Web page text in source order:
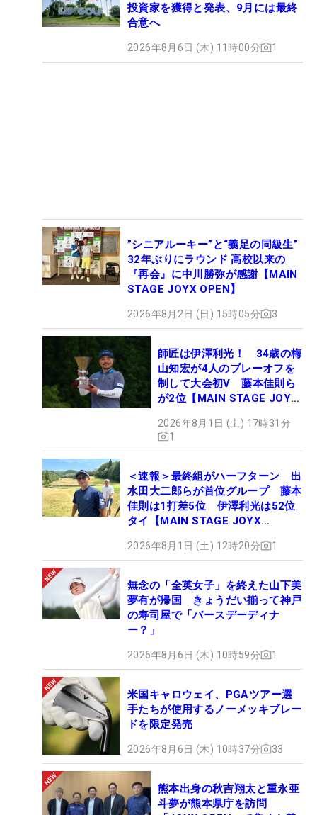
投資家を獲得と発表、9月には最終
合意へ
2026年8月6日 (木) 11時00分 1
”シニアルーキー”と“義足の同級生”
32年ぶりにラウンド 高校以来の
『再会』に中川勝弥が感謝【MAIN
STAGE JOYX OPEN】
2026年8月2日 (日) 15時05分 3
師匠は伊澤利光！ 34歳の梅
山知宏が4人のプレーオフを
制して大会初V 藤本佳則ら
が2位【MAIN STAGE JOYX
2026年8月1日 (土) 17時31分
1
＜速報＞最終組がハーフターン 出
水田大二郎らが首位グループ 藤本
佳則は1打差5位 伊澤利光は52位
タイ【MAIN STAGE JOYX
2026年8月1日 (土) 12時20分 1
無念の「全英女子」を終えた山下美
夢有が帰国 きょうだい揃って神戸
の寿司屋で「バースデーディナ
ー？」
2026年8月6日 (木) 10時59分 1
米国キャロウェイ、PGAツアー選
手たちが使用するノーメッキブレー
ドを限定発売
2026年8月6日 (木) 10時37分 33
熊本出身の秋吉翔太と重永亜
斗夢が熊本県庁を訪問